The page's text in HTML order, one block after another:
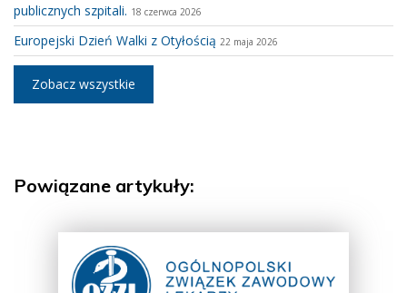
publicznych szpitali. 18 czerwca 2026
Europejski Dzień Walki z Otyłością 22 maja 2026
Zobacz wszystkie
Powiązane artykuły: